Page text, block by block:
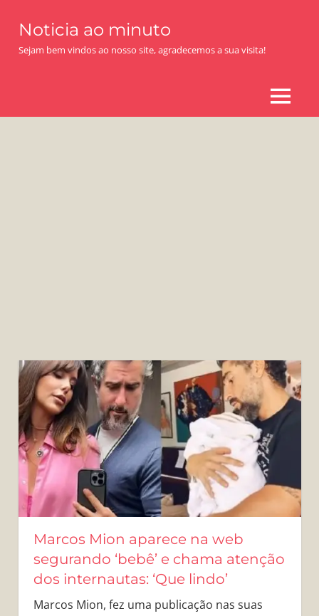
content
Noticia ao minuto
Sejam bem vindos ao nosso site, agradecemos a sua visita!
MENU
Marcos Mion aparece na web
segurando ‘bebê’ e chama atenção
dos internautas: ‘Que lindo’
Marcos Mion, fez uma publicação nas suas